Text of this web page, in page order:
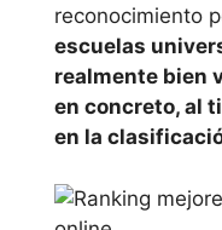
reconocimiento
escuelas
realmente bien
en concreto, al
en la